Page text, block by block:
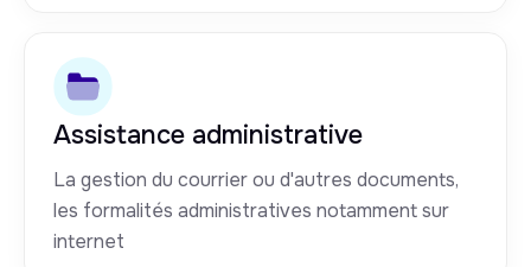
Assistance administrative
La gestion du courrier ou d'autres documents,
les formalités administratives notamment sur
internet